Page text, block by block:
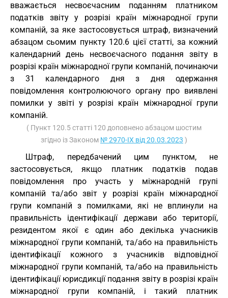
вважається несвоєчасним поданням платником
податків звіту у розрізі країн міжнародної групи
компаній, за яке застосовується штраф, визначений
абзацом сьомим пункту 120.6 цієї статті, за кожний
календарний день несвоєчасного подання звіту в
розрізі країн міжнародної групи компаній, починаючи
з 31 календарного дня з дня одержання
повідомлення контролюючого органу про виявлені
помилки у звіті у розрізі країн міжнародної групи
компаній.
( Пункт 120.5 статті 120 доповнено абзацом шостим
згідно із Законом № 2970-IX від 20.03.2023 )
Штраф, передбачений цим пунктом, не
застосовується, якщо платник податків подав
повідомлення про участь у міжнародній групі
компаній та/або звіт у розрізі країн міжнародної
групи компаній з помилками, які не вплинули на
правильність ідентифікації держави або території,
резидентом якої є один або декілька учасників
міжнародної групи компаній, та/або на правильність
ідентифікації кожного з учасників відповідної
міжнародної групи компаній, та/або на правильність
ідентифікації юрисдикції подання звіту в розрізі країн
міжнародної групи компаній, і такий платник